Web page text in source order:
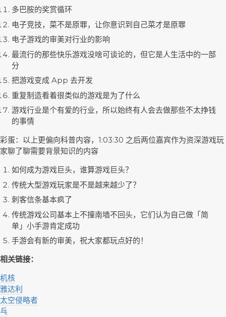
多巴胺的奖赏循环
电子竞技，菜不是原罪，让你意识到自己菜才是原罪
电子游戏的审美对行业的影响
最流行的那些快乐游戏没啥可谈论的，但它是人生活中的一部
分
把游戏变成 App 去开发
重复制造看着很类似的游戏是为了什么
游戏行业是个有爱的行业，所以始终有人会去做那些不太挣钱
的事情
彩蛋：以上更偏向科普内容，1:03:30 之后两位嘉宾作为资深游戏玩
家聊了聊需要背景知识的内容
如何成为游戏巨头，谁算游戏巨头？
传统大型游戏玩家是不是越来越少了？
刺客信条基本疯了
传统游戏公司基本上不撞南墙不回头，它们认为自己做「简
单」小手游肯定成功
手游会有新的审美，祝大家都玩点好的！
相关链接：
机核
雅达利
太空侵略者
乓